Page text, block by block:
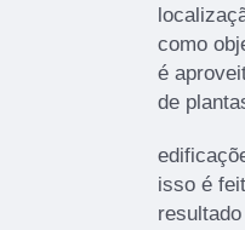
como
é
de
isso é